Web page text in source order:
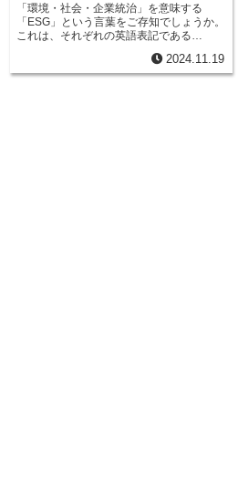
「環境・社会・企業統治」を意味する
「ESG」という言葉をご存知でしょうか。
これは、それぞれの英語表記である
会）」「Governance（企業統治）」の頭
文字から作られています。近年、このESG
2024.11.19